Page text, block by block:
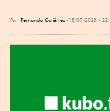
Por Fernando Gutiérrez 15/07/2026 -